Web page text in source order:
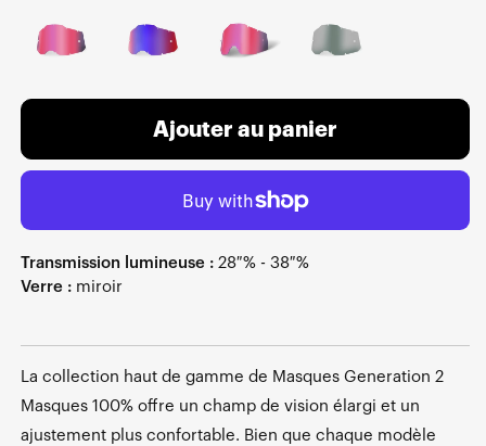
Ajouter au panier
Transmission lumineuse : 28 % - 38 %
Verre : miroir
La collection haut de gamme de Masques Generation 2
Masques 100% offre un champ de vision élargi et un
ajustement plus confortable. Bien que chaque modèle